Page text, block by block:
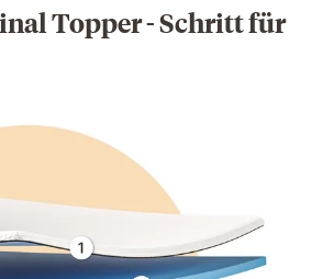
Topper - Schritt für